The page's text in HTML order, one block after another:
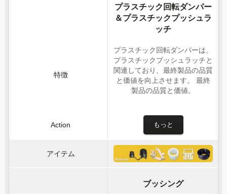
プラスチック回転ダンパー
＆プラスチックプッシュラ
ッチ
プラスチック回転ダンパーは、
プラスチックプッシュラッチと
関連しており、最終製品の品質
と価値を向上させます。 最終
製品の品質と価値。
もっと
ブッシング